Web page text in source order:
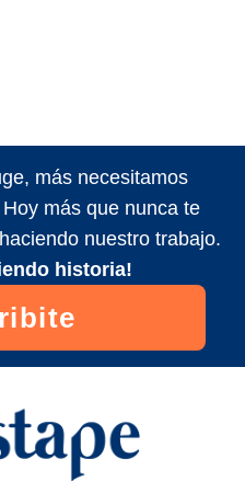
más necesitamos
más que nunca te
nuestro trabajo.
historia!